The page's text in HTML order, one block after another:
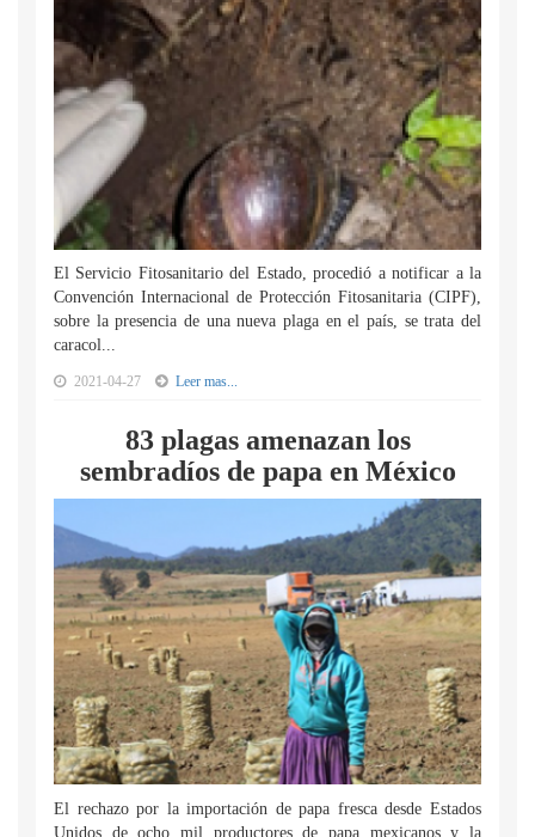
El Servicio Fitosanitario del Estado, procedió a notificar a la
Convención Internacional de Protección Fitosanitaria (CIPF),
sobre la presencia de una nueva plaga en el país, se trata del
caracol...
2021-04-27 Leer mas...
83 plagas amenazan los
sembradíos de papa en México
El rechazo por la importación de papa fresca desde Estados
Unidos de ocho mil productores de papa mexicanos y la